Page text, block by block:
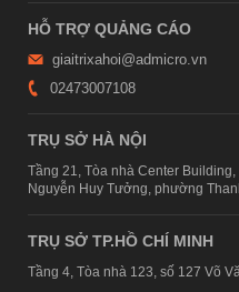
HỖ TRỢ QUẢNG CÁO
giaitrixahoi@admicro.vn
02473007108
TRỤ SỞ HÀ NỘI
Tầng 21, Tòa nhà Center
Nguyễn Huy Tưởng, phường
TRỤ SỞ TP.HỒ CHÍ MINH
Tầng 4, Tòa nhà 123, số 127 Võ